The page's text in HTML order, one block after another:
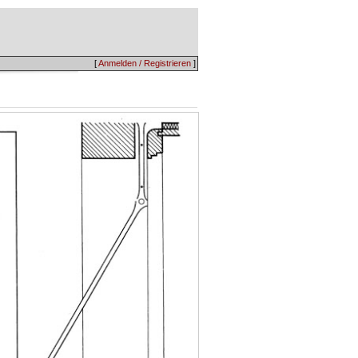
[Anmelden / Registrieren ]